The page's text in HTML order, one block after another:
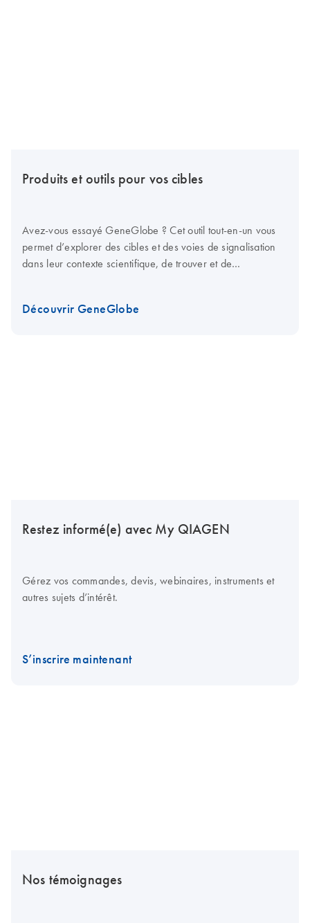
Produits et outils pour vos cibles
Avez-vous essayé GeneGlobe ? Cet outil tout-en-un vous
permet d’explorer des cibles et des voies de signalisation
dans leur contexte scientifique, de trouver et de
Découvrir GeneGlobe
Restez informé(e) avec My QIAGEN
Gérez vos commandes, devis, webinaires, instruments et
autres sujets d’intérêt.
S’inscrire maintenant
Nos témoignages